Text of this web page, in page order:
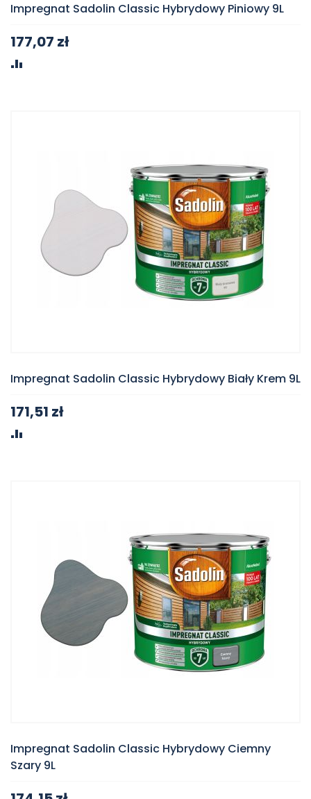
Impregnat Sadolin Classic Hybrydowy Piniowy 9L
177,07 zł
Impregnat Sadolin Classic Hybrydowy Biały Krem 9L
171,51 zł
Impregnat Sadolin Classic Hybrydowy Ciemny
Szary 9L